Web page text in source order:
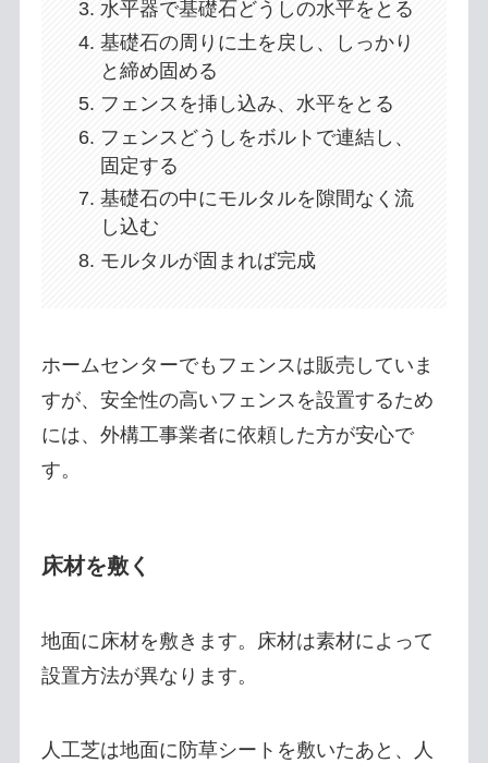
水平器で基礎石どうしの水平をとる
基礎石の周りに土を戻し、しっかり
と締め固める
フェンスを挿し込み、水平をとる
フェンスどうしをボルトで連結し、
固定する
基礎石の中にモルタルを隙間なく流
し込む
モルタルが固まれば完成
ホームセンターでもフェンスは販売していま
すが、安全性の高いフェンスを設置するため
には、外構工事業者に依頼した方が安心で
す。
床材を敷く
地面に床材を敷きます。床材は素材によって
設置方法が異なります。
人工芝は地面に防草シートを敷いたあと、人